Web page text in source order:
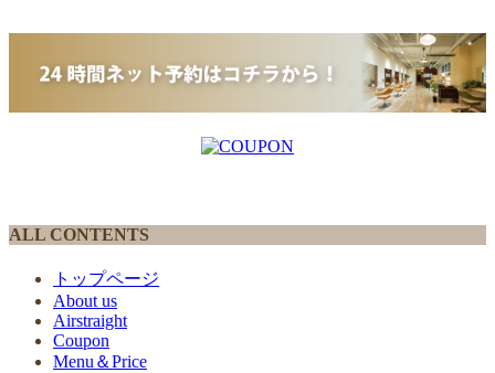
ALL CONTENTS
トップページ
About us
Airstraight
Coupon
Menu＆Price